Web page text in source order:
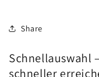
Share
Schnellauswahl
schneller